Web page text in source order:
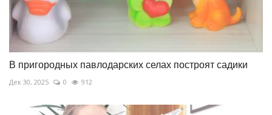
В пригородных павлодарских селах построят садики
Дек 30, 2025 0 912